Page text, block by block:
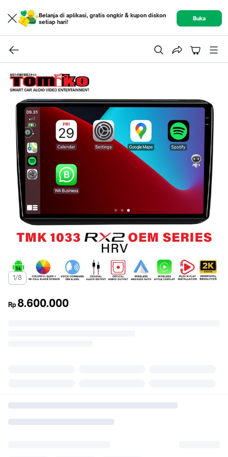
Belanja di aplikasi, gratis ongkir & kupon diskon
setiap hari!
Buka
1/8
Rp 8.600.000